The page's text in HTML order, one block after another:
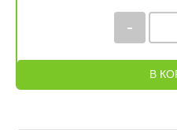
-
В